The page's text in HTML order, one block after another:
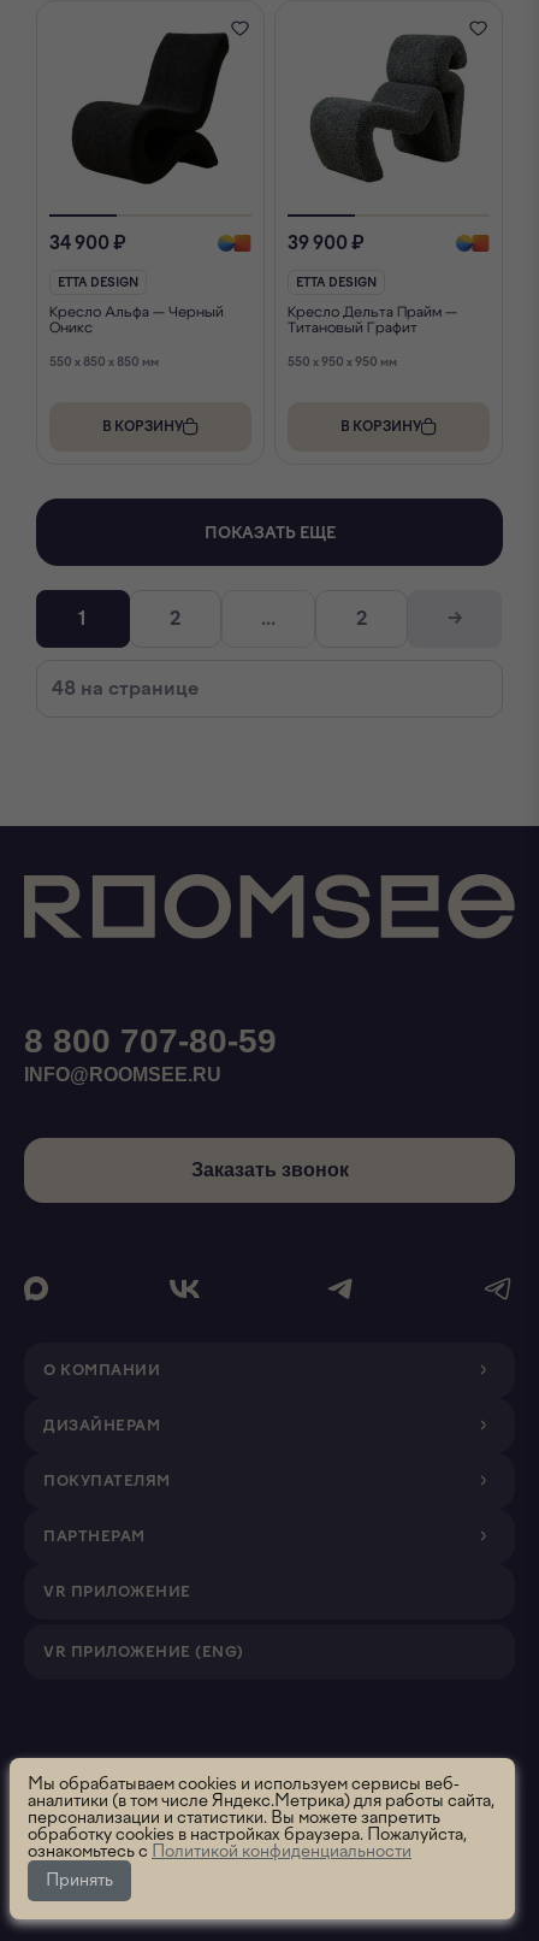
34 900 ₽
ETTA DESIGN
Кресло Альфа — Черный
Оникс
550 x 850 x 850 мм
В КОРЗИНУ
39 900 ₽
ETTA DESIGN
Кресло Дельта Прайм —
Титановый Графит
550 x 950 x 950 мм
В КОРЗИНУ
1 2 ... 2
ПОКАЗАТЬ ЕЩЕ
→
О КОМПАНИИ
ДИЗАЙНЕРАМ
ПОКУПАТЕЛЯМ
ПАРТНЕРАМ
VR ПРИЛОЖЕНИЕ
VR ПРИЛОЖЕНИЕ (ENG)
8 800 707-80-59
INFO@ROOMSEE.RU
Заказать звонок
Roomsee. Все права защищены.2026 ООО "Румси" ОГРН
1195658012637
Политика использования
Политика конфиденциальности
Пользовательское соглашение
Сообщить об ошибке
Данный раздел находится в разработке
Мы обрабатываем cookies и используем сервисы веб-
аналитики (в том числе Яндекс.Метрика) для работы сайта,
персонализации и статистики. Вы можете запретить
обработку cookies в настройках браузера. Пожалуйста,
ознакомьтесь с Политикой конфиденциальности
Принять